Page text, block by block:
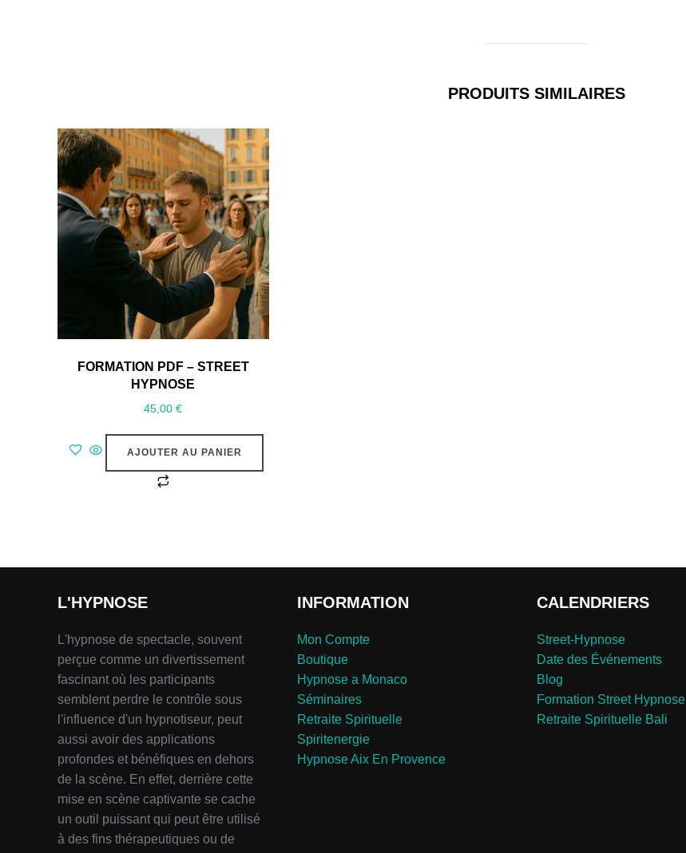
PRODUITS SIMILAIRES
FORMATION PDF – STREET
HYPNOSE
45,00€
AJOUTER AU PANIER
L'HYPNOSE
L'hypnose de spectacle, souvent
perçue comme un divertissement
fascinant où les participants
semblent perdre le contrôle sous
l'influence d'un hypnotiseur, peut
aussi avoir des applications
profondes et bénéfiques en dehors
de la scène. En effet, derrière cette
mise en scène captivante se cache
un outil puissant qui peut être utilisé
à des fins thérapeutiques ou de
INFORMATION
Mon Compte
Boutique
Hypnose a Monaco
Séminaires
Retraite Spirituelle
Spiritenergie
Hypnose Aix En Provence
CALENDRIERS
Street-Hypnose
Date des Événements
Blog
Formation Street Hypnose
Retraite Spirituelle Bali